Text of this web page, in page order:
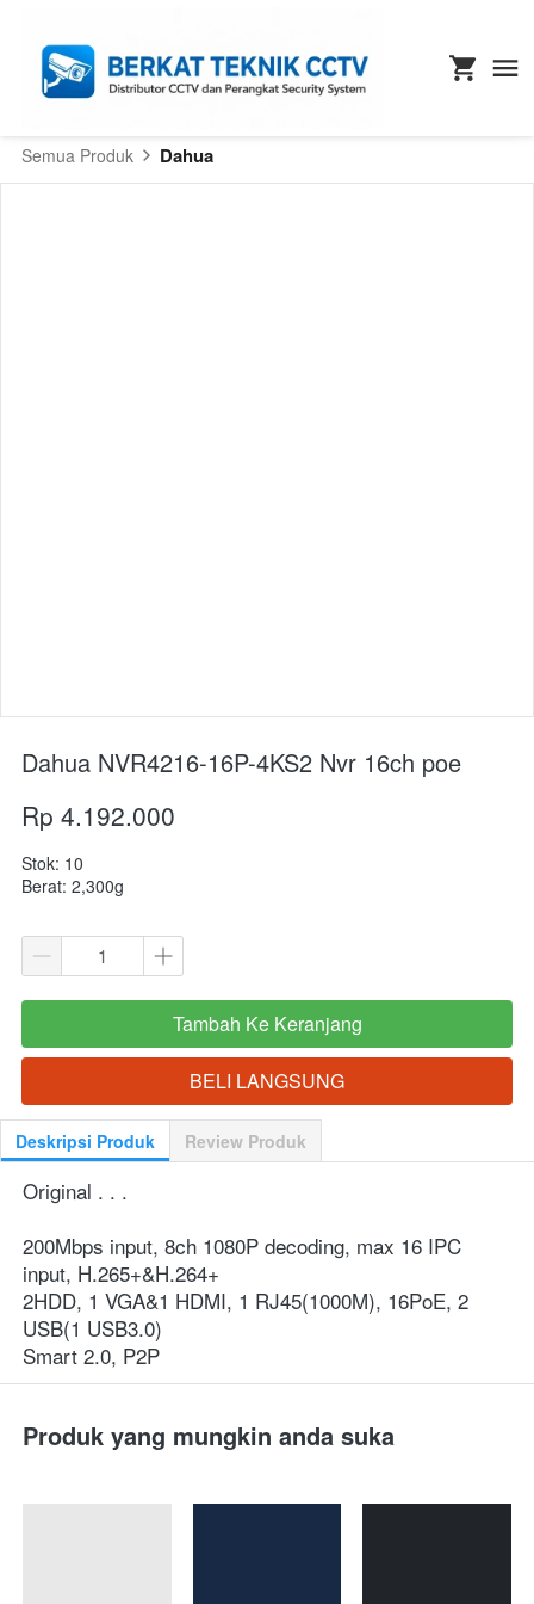
Semua Produk Dahua
Dahua NVR4216-16P-4KS2 Nvr 16ch poe
Rp 4.192.000
Stok: 10
Berat: 2,300g
`
Tambah Ke Keranjang
`BELI LANGSUNG
Deskripsi Produk Review Produk
Original . . .
200Mbps input, 8ch 1080P decoding, max 16 IPC
input, H.265+&H.264+
2HDD, 1 VGA&1 HDMI, 1 RJ45(1000M), 16PoE, 2
USB(1 USB3.0)
Smart 2.0, P2P
Produk yang mungkin anda suka